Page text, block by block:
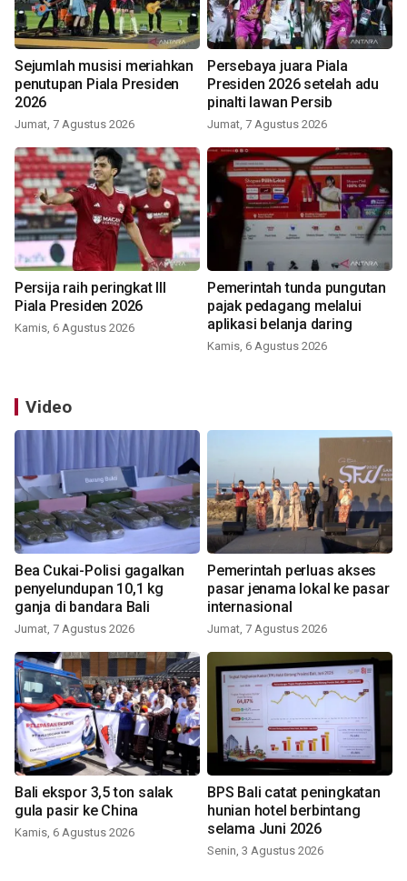
Sejumlah musisi meriahkan
penutupan Piala Presiden
2026
Jumat, 7 Agustus 2026
Persebaya juara Piala
Presiden 2026 setelah adu
pinalti lawan Persib
Jumat, 7 Agustus 2026
Persija raih peringkat III
Piala Presiden 2026
Kamis, 6 Agustus 2026
Pemerintah tunda pungutan
pajak pedagang melalui
aplikasi belanja daring
Kamis, 6 Agustus 2026
Video
Bea Cukai-Polisi gagalkan
penyelundupan 10,1 kg
ganja di bandara Bali
Jumat, 7 Agustus 2026
Pemerintah perluas akses
pasar jenama lokal ke pasar
internasional
Jumat, 7 Agustus 2026
Bali ekspor 3,5 ton salak
gula pasir ke China
Kamis, 6 Agustus 2026
BPS Bali catat peningkatan
hunian hotel berbintang
selama Juni 2026
Senin, 3 Agustus 2026